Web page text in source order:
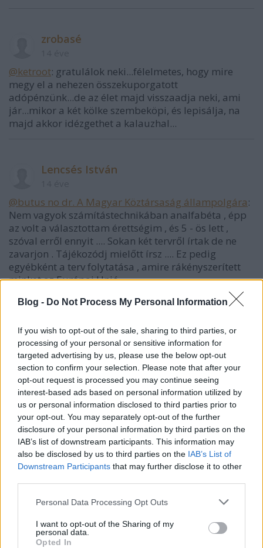
Blog - Do Not Process My Personal Information
If you wish to opt-out of the sale, sharing to third parties, or
processing of your personal or sensitive information for
targeted advertising by us, please use the below opt-out
section to confirm your selection. Please note that after your
opt-out request is processed you may continue seeing
interest-based ads based on personal information utilized by
us or personal information disclosed to third parties prior to
your opt-out. You may separately opt-out of the further
disclosure of your personal information by third parties on the
IAB’s list of downstream participants. This information may
also be disclosed by us to third parties on the IAB’s List of
Downstream Participants that may further disclose it to other
Please note that this website/app uses one or more Google
not limited to your visit or usage behaviour. You may click to
grant or deny consent to Google and its third-party tags to
Personal Data Processing Opt Outs
I want to opt-out of the Sharing of my
personal data.
Opted In
zrobasé
@ketroot: gratulálok neki...félelmetes, hogy mire
megy el a nehezen összekuporgatott
adópénzünk...de az élet majd visszaadja neki, ami
jár...mikor a két kölke szembeköpi, és lepisálja, na
majd akkor idézgethet a kalauzhal...
Lencsés István
@butus no dr. A Magyar Köztársaság állampolgára:
Nem vagyok számítástechnikában analfabéta , épp
az volt a választottam érettségim , és 5 - ös lett ,
szóval erről ennyit .... Sokan két tervről írtak de ne
zavarjon . Tájékozódj mielőtt írsz .... Ez pedig
egyébként a terv folytatása , amire rákényszerített
minket az Európai Unió .
hozzószóló
14 éve
Adózzunk mi is unortodox módon! hát nem? De!:)
Seduxen (már NEM dr.)
14 éve
@zrobasé: @ketroot: egy örök klasszikus, hogy el ne
felejtsük :DDDD
v%C3%A9dorsz%C3%A1gban+megel%C3%A9gszene
szint%C3%A9n+t%C3%ADzmilli%C3%B3s+Sv%C3%A
9dorsz%C3%A1gban+megel%C3%A9gszenek+kb.+3